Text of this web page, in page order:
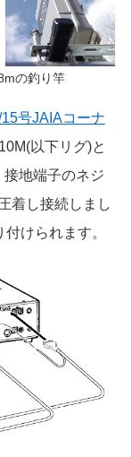
の釣り竿
号JAIAコーナ
以下リグ)と
地端子のネジ
着し接続しまし
けられます。